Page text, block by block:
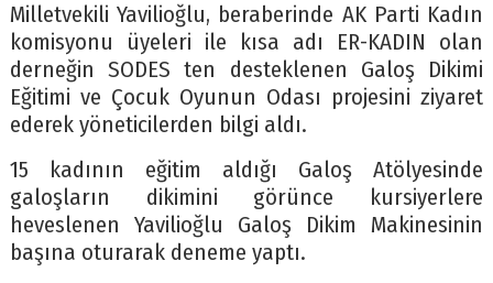
Milletvekili Yavilioğlu, beraberinde AK Parti Kadın
komisyonu üyeleri ile kısa adı ER-KADIN olan
derneğin SODES ten desteklenen Galoş Dikimi
Eğitimi ve Çocuk Oyunun Odası projesini ziyaret
ederek yöneticilerden bilgi aldı.
15 kadının eğitim aldığı Galoş Atölyesinde
galoşların dikimini görünce kursiyerlere
heveslenen Yavilioğlu Galoş Dikim Makinesinin
başına oturarak deneme yaptı.